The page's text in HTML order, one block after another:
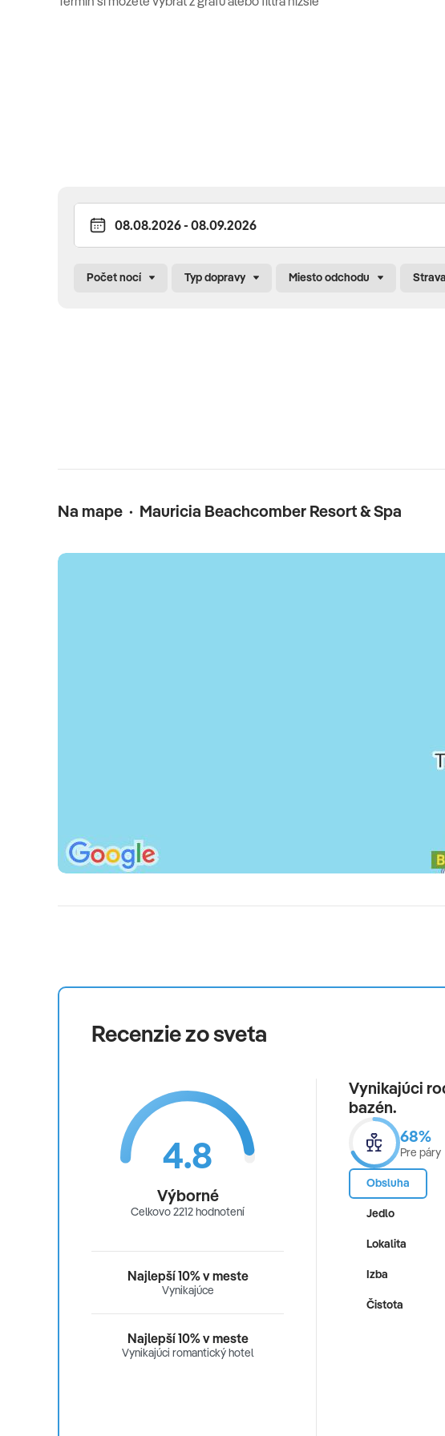
lyžovanie, plážový volejbal, PADI potápačská škola.
Oficiálna kategória: ****
Oficiálna stránka:www.beachcomber-hotels.com/en/hotel/
Počet nocí Typ dopravy Miesto odchodu Strava
Na mape · Mauricia Beachcomber Resort & Spa
Recenzie zo sveta
4.8
Výborné
Celkovo 2212 hodnotení
Najlepší 10% v meste
Vynikajúce
Najlepší 10% v meste
Vynikajúci romantický hotel
Vynikajúci
bazén.
68%
Pre páry
Obsluha
Jedlo
Lokalita
Izba
Čistota